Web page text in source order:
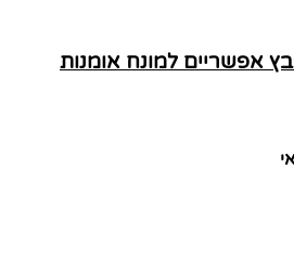
אפשריים למונח אומנות